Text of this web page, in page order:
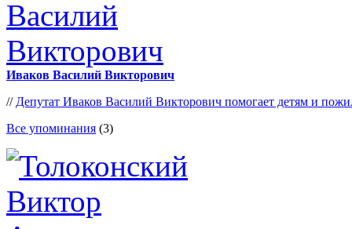
Иваков Василий Викторович
//Депутат Иваков Василий Викторович помогает детям и
Все упоминания (3)